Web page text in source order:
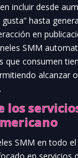
incluir desde
hasta
en
SMM
que consumen
alcanzar
los
SMM en todo